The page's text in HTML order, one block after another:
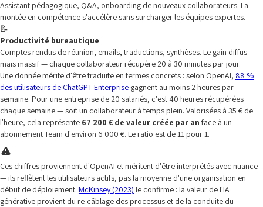
Assistant pédagogique, Q&A, onboarding de nouveaux collaborateurs. La
montée en compétence s'accélère sans surcharger les équipes expertes.
📝
Productivité bureautique
Comptes rendus de réunion, emails, traductions, synthèses. Le gain diffus
mais massif — chaque collaborateur récupère 20 à 30 minutes par jour.
Une donnée mérite d'être traduite en termes concrets : selon OpenAI, 88 %
des utilisateurs de ChatGPT Enterprise gagnent au moins 2 heures par
semaine. Pour une entreprise de 20 salariés, c'est 40 heures récupérées
chaque semaine — soit un collaborateur à temps plein. Valorisées à 35 € de
l'heure, cela représente 67 200 € de valeur créée par an face à un
abonnement Team d'environ 6 000 €. Le ratio est de 11 pour 1.
Ces chiffres proviennent d'OpenAI et méritent d'être interprétés avec nuance
— ils reflètent les utilisateurs actifs, pas la moyenne d'une organisation en
début de déploiement. McKinsey (2023) le confirme : la valeur de l'IA
générative provient du re-câblage des processus et de la conduite du